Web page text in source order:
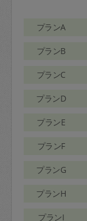
プランA
プランB
プランC
プランD
プランE
プランF
プランG
プランH
プランI